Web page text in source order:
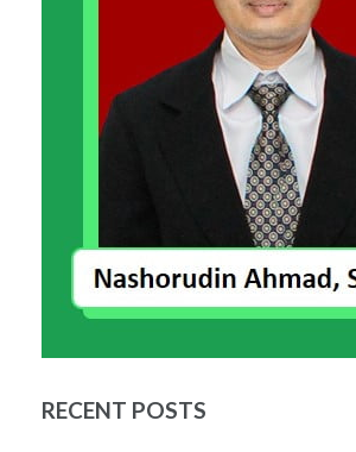
RECENT POSTS